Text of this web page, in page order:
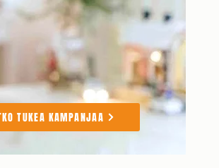
TUKEA KAMPANJAA